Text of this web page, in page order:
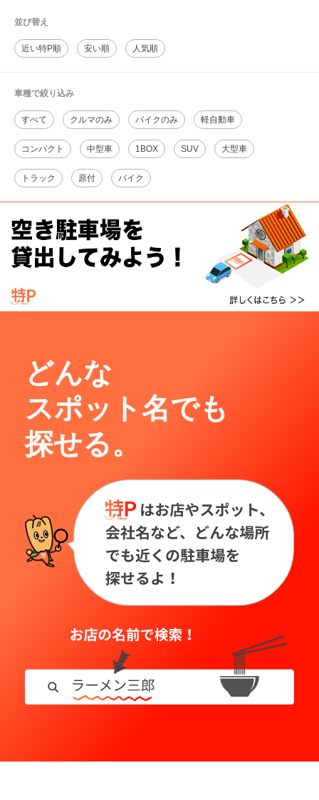
並び替え
近い特P順 安い順 人気順
車種で絞り込み
すべて クルマのみ バイクのみ 軽自動車
コンパクト 中型車 1BOX SUV 大型車
トラック 原付 バイク
どんな
スポット名でも
探せる。